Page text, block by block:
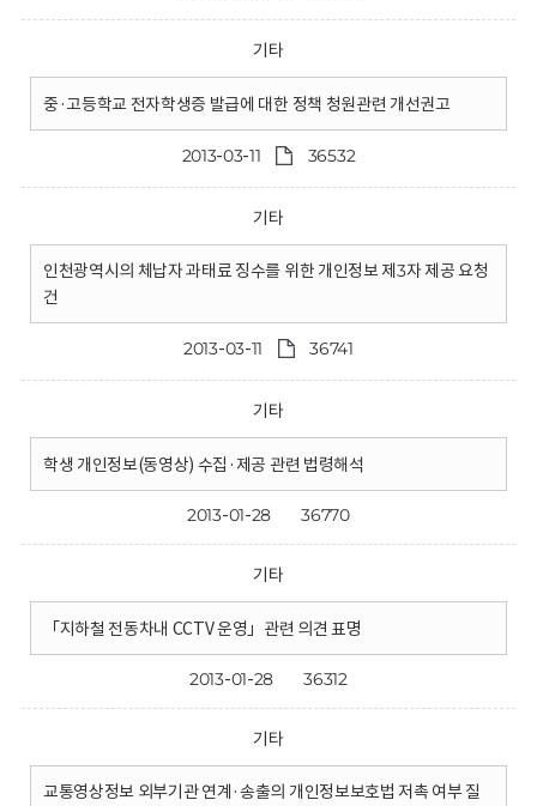
기타
중·고등학교 전자학생증 발급에 대한 정책 청원관련 개선권고
2013-03-11 36532
기타
인천광역시의 체납자 과태료 징수를 위한 개인정보 제3자 제공 요청
건
2013-03-11 36741
기타
학생 개인정보(동영상) 수집·제공 관련 법령해석
2013-01-28 36770
기타
「지하철 전동차내 CCTV 운영」관련 의견 표명
2013-01-28 36312
기타
교통영상정보 외부기관 연계·송출의 개인정보보호법 저촉 여부 질